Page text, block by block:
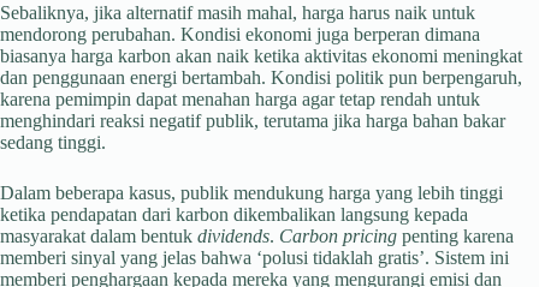
Sebaliknya, jika alternatif masih mahal, harga harus naik untuk
mendorong perubahan. Kondisi ekonomi juga berperan dimana
biasanya harga karbon akan naik ketika aktivitas ekonomi meningkat
dan penggunaan energi bertambah. Kondisi politik pun berpengaruh,
karena pemimpin dapat menahan harga agar tetap rendah untuk
menghindari reaksi negatif publik, terutama jika harga bahan bakar
sedang tinggi.
Dalam beberapa kasus, publik mendukung harga yang lebih tinggi
ketika pendapatan dari karbon dikembalikan langsung kepada
masyarakat dalam bentuk dividends. Carbon pricing penting karena
memberi sinyal yang jelas bahwa ‘polusi tidaklah gratis’. Sistem ini
memberi penghargaan kepada mereka yang mengurangi emisi dan